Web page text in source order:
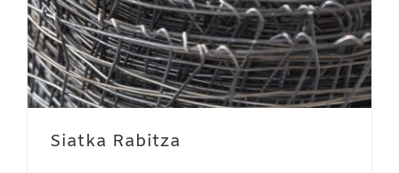
Siatka Rabitza